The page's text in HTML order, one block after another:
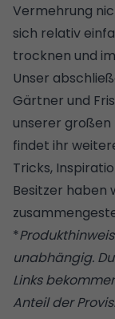
Vermehrung
sich relativ
trocknen und
Unser
Gärtner und
unserer großen
findet ihr
Tricks,
Besitzer haben
*
unabhängig.
Links
Anteil der